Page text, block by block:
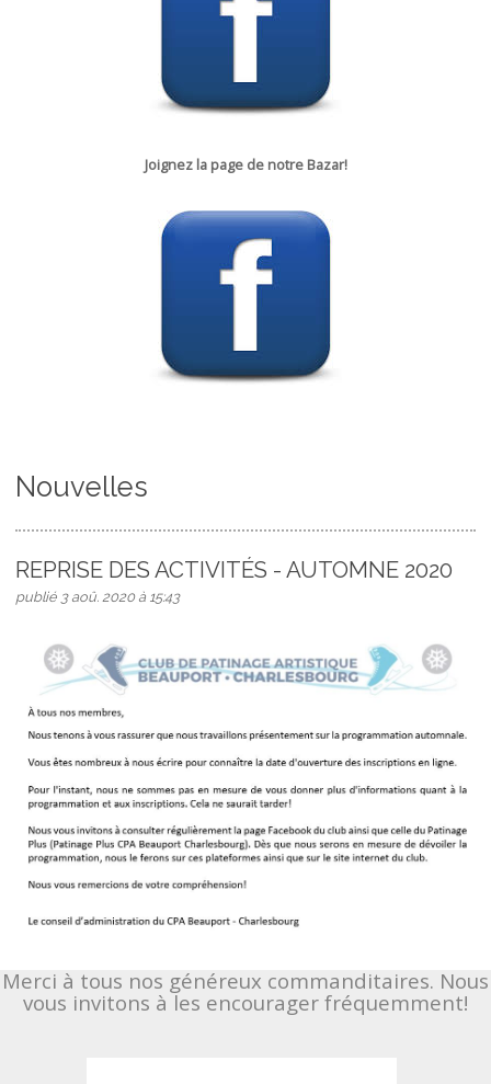
Joignez la page de notre Bazar!
Nouvelles
REPRISE DES ACTIVITÉS - AUTOMNE 2020
publié 3 aoû. 2020 à 15:43
Merci à tous nos généreux commanditaires. Nous
vous invitons à les encourager fréquemment!